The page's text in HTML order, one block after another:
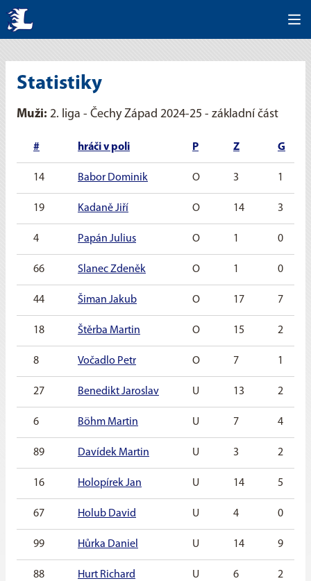
Statistiky
Muži: 2. liga - Čechy Západ 2024-25 - základní část
# hráči v poli P Z G
14 Babor Dominik O 3 1
19 Kadaně Jiří O 14 3
4 Papán Julius O 1 0
66 Slanec Zdeněk O 1 0
44 Šiman Jakub O 17 7
18 Štěrba Martin O 15 2
8 Vočadlo Petr O 7 1
27 Benedikt Jaroslav U 13 2
6 Böhm Martin U 7 4
89 Davídek Martin U 3 2
16 Holopírek Jan U 14 5
67 Holub David U 4 0
99 Hůrka Daniel U 14 9
88 Hurt Richard U 6 2